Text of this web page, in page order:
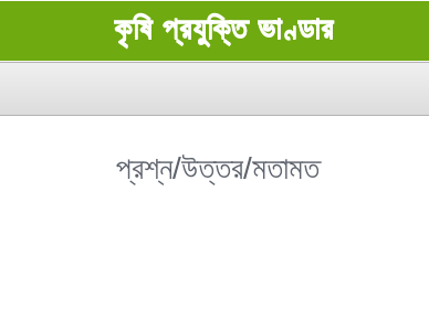
কৃষি প্রযুক্তি ভাণ্ডার
প্রশ্ন/উত্তর/মতামত